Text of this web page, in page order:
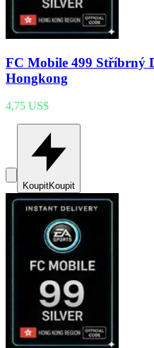
FC Mobile 499 Stříbrný
Hongkong
4,75 US$
KoupitKoupit